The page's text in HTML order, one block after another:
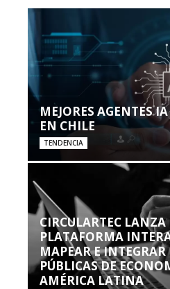
MEJORES AGENTES
EN CHILE
TENDENCIA
CIRCULARTEC
PLATAFORMA
MAPEAR E
PÚBLICAS DE
AMÉRICA LATINA